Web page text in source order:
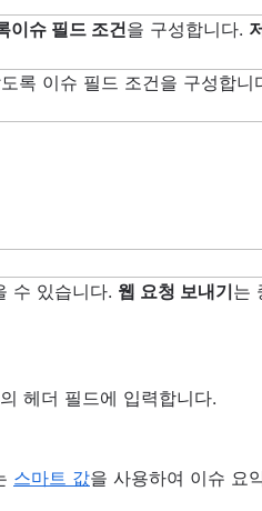
이슈 필드 조건을 구성합니다.
수 있습니다. 웹 요청 보내기는
헤더 필드에 입력합니다.
스마트 값을 사용하여 이슈 요